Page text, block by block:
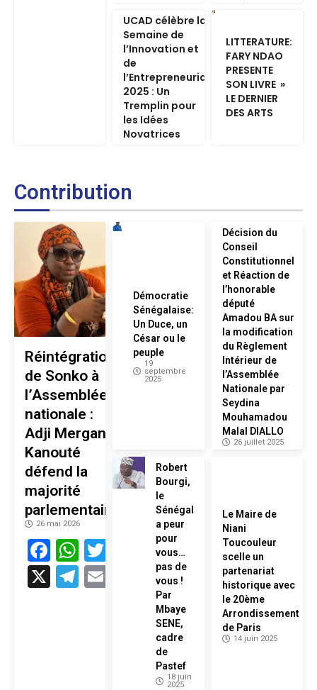
UCAD célèbre la
Semaine de
l’Innovation et
de
l’Entrepreneuriat
2025 : Un
Tremplin pour
les Idées
Novatrices
LITTERATURE:
FARY NDAO
PRESENTE
SON LIVRE »
LE DERNIER
DES ARTS
Contribution
Réintégration
de Sonko à
l’Assemblée
nationale :
Adji Mergane
Kanouté
défend la
majorité
parlementaire
26 mai 2026
Facebook
WhatsApp
Twitter
X
Telegram
Email
Démocratie
Sénégalaise:
Un Duce, un
César ou le
peuple
19
septembre
2025
Décision du
Conseil
Constitutionnel
et Réaction de
l’honorable
député
Amadou BA sur
la modification
du Règlement
Intérieur de
l’Assemblée
Nationale par
Seydina
Mouhamadou
Malal DIALLO
26 juillet 2025
Robert
Bourgi,
le
Sénégal
a peur
pour
vous…
pas de
vous !
Par
Mbaye
SENE,
cadre
de
Pastef
18 juin
2025
Le Maire de
Niani
Toucouleur
scelle un
partenariat
historique avec
le 20ème
Arrondissement
de Paris
14 juin 2025